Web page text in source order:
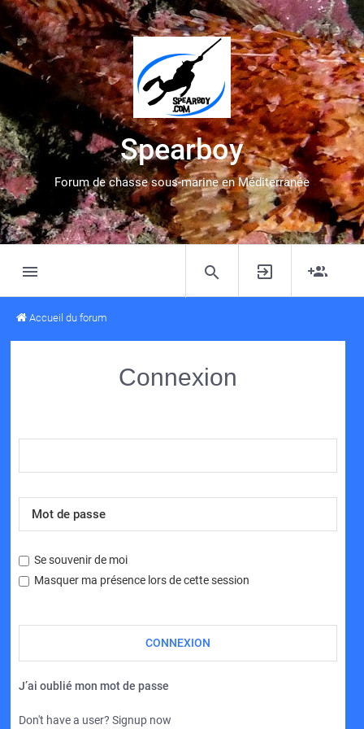
Spearboy
Forum de chasse sous-marine en Méditerranée
Accueil du forum
Connexion
Se souvenir de moi
Masquer ma présence lors de cette session
J’ai oublié mon mot de passe
Don't have a user? Signup now